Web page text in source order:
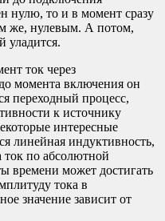
нулю, то и в момент сразу
же, нулевым. А потом,
уладится.
ток через
момента включения он
переходный процесс,
к источнику
интересные
линейная индуктивность,
ток по абсолютной
времени может достигать
тока в
значение зависит от